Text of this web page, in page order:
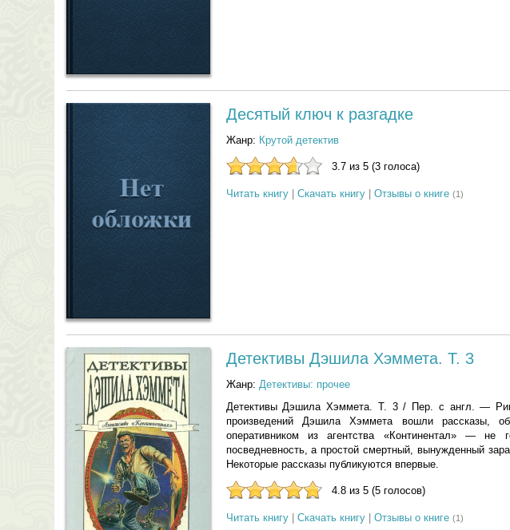
Десятый ключ к разгадке
Жанр: Крутой детектив
3.7 из 5 (3 голоса)
Читать книгу| Скачать книгу| Отзывы о книге (1)
Детективы Дэшила Хэммета. Т. 3
Жанр: Детективы: прочее
Детективы Дэшила Хэммета. Т. 3 / Пер. с англ. —
произведений Дэшила Хэм­мета вошли рассказы,
оперативником из агентства «Континентал» —
посведневность, а простой смертный, вынужденный
Некоторые рассказы публи­куются впервые.
4.8 из 5 (5 голосов)
Читать книгу| Скачать книгу| Отзывы о книге (1)